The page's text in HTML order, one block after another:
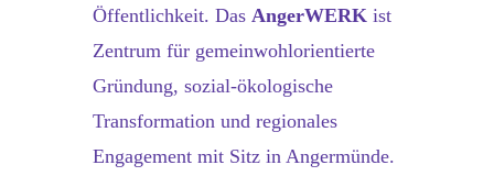
Öffentlichkeit. Das AngerWERK ist
Zentrum für gemeinwohlorientierte
Gründung, sozial-ökologische
Transformation und regionales
Engagement mit Sitz in Angermünde.